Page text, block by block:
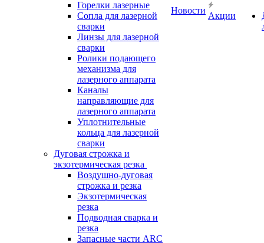
Горелки лазерные
Сопла для лазерной
сварки
Линзы для лазерной
сварки
Ролики подающего
механизма для
лазерного аппарата
Каналы
направляющие для
лазерного аппарата
Уплотнительные
кольца для лазерной
сварки
Дуговая строжка и
экзотермическая резка
Воздушно-дуговая
строжка и резка
Экзотермическая
резка
Подводная сварка и
резка
Запасные части ARC
Новости
Акции